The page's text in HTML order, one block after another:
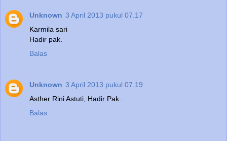
Unknown 3 April 2013 pukul 07.17
Karmila sari
Hadir pak.
Balas
Unknown 3 April 2013 pukul 07.19
Asther Rini Astuti, Hadir Pak..
Balas